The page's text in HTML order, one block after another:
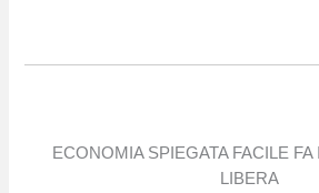
ECONOMIA SPIEGATA FACILE
LIBERA